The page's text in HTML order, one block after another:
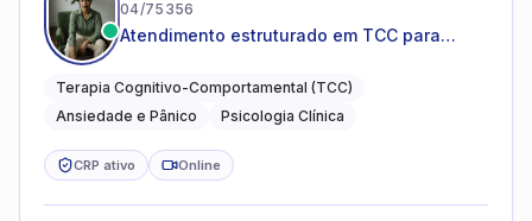
04/75356
Atendimento estruturado em TCC para
excessiva
Terapia Cognitivo-Comportamental (TCC)
Ansiedade e Pânico
Psicologia Clínica
CRP ativo Online